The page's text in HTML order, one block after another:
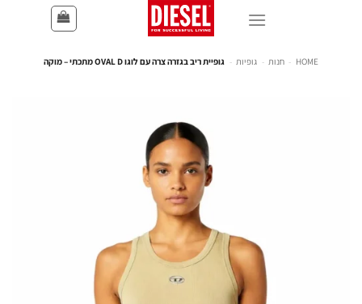
HOME
- חנות - גופיות - גופיית ריב בגזרה צרה עם לוגו OVAL D מתכתי – מוקה